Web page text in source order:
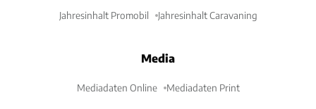
Jahresinhalt Promobil Jahresinhalt Caravaning
Media
Mediadaten Online Mediadaten Print